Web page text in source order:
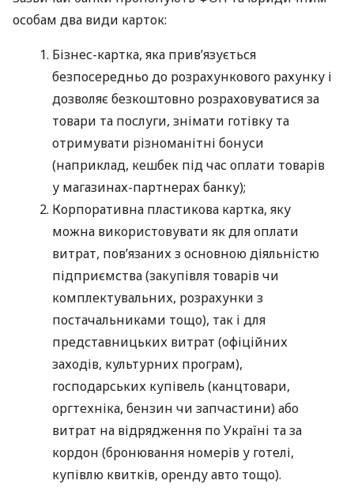
особам два види карток:
Бізнес-картка, яка прив’язується
безпосередньо до розрахункового рахунку і
дозволяє безкоштовно розраховуватися за
товари та послуги, знімати готівку та
отримувати різноманітні бонуси
(наприклад, кешбек під час оплати товарів
у магазинах-партнерах банку);
Корпоративна пластикова картка, яку
можна використовувати як для оплати
витрат, пов’язаних з основною діяльністю
підприємства (закупівля товарів чи
комплектувальних, розрахунки з
постачальниками тощо), так і для
представницьких витрат (офіційних
заходів, культурних програм),
господарських купівель (канцтовари,
оргтехніка, бензин чи запчастини) або
витрат на відрядження по Україні та за
кордон (бронювання номерів у готелі,
купівлю квитків, оренду авто тощо).